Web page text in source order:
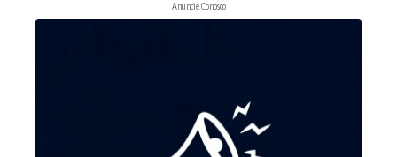
Anuncie Conosco